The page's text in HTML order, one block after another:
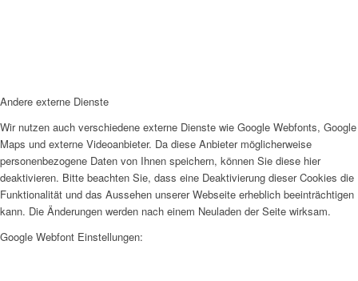
Andere externe Dienste
Wir nutzen auch verschiedene externe Dienste wie Google Webfonts, Google
Maps und externe Videoanbieter. Da diese Anbieter möglicherweise
personenbezogene Daten von Ihnen speichern, können Sie diese hier
deaktivieren. Bitte beachten Sie, dass eine Deaktivierung dieser Cookies die
Funktionalität und das Aussehen unserer Webseite erheblich beeinträchtigen
kann. Die Änderungen werden nach einem Neuladen der Seite wirksam.
Google Webfont Einstellungen: